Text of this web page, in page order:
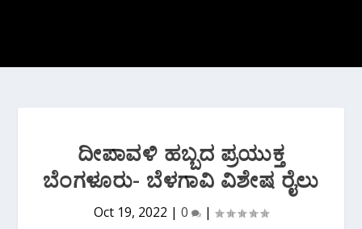
ದೀಪಾವಳಿ ಹಬ್ಬದ ಪ್ರಯುಕ್ತ
ಬೆಂಗಳೂರು- ಬೆಳಗಾವಿ ವಿಶೇಷ ರೈಲು
Oct 19, 2022 | 0 |